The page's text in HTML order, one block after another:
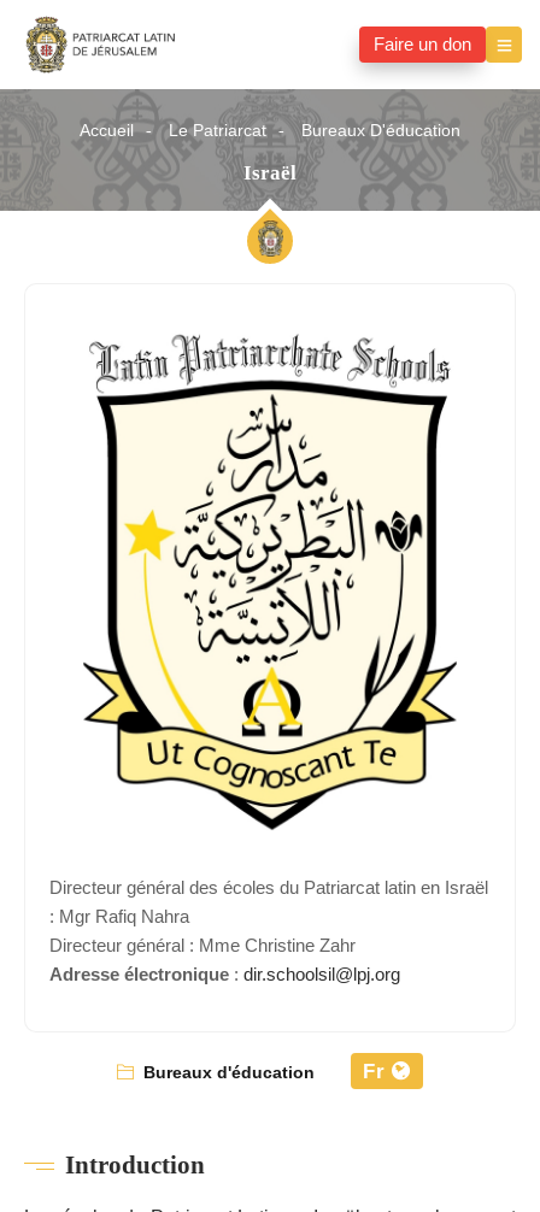
Faire un don
Accueil Le Patriarcat Bureaux D'éducation
Israël
Bureaux d'éducation Fr
Introduction
Directeur général des écoles du Patriarcat latin en Israël
: Mgr Rafiq Nahra
Directeur général : Mme Christine Zahr
Adresse électronique:dir.schoolsil@lpj.org